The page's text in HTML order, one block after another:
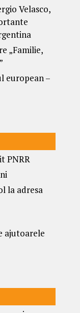
Velasco,
„Familie,
european –
PNRR
la adresa
ajutoarele